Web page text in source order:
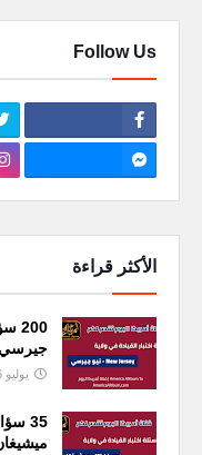
Follow Us
الأكثر قراءة
جيرسي
يوليو 06, 2021
35